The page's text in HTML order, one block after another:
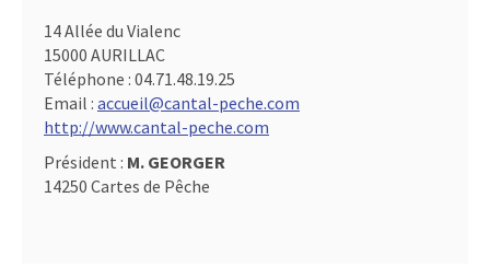
14 Allée du Vialenc
15000 AURILLAC
Téléphone : 04.71.48.19.25
Email : accueil@cantal-peche.com
http://www.cantal-peche.com
Président : M. GEORGER
14250 Cartes de Pêche